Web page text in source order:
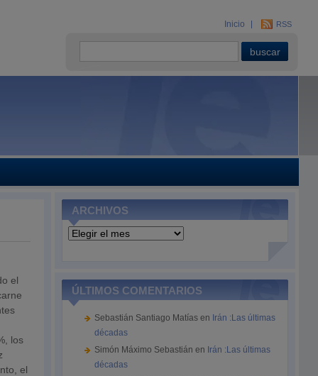
Inicio RSS
el
los
el
ARCHIVOS
Archivos
ÚLTIMOS COMENTARIOS
Sebastián Santiago Matías en Irán :Las últimas
décadas
Simón Máximo Sebastián en Irán :Las últimas
décadas